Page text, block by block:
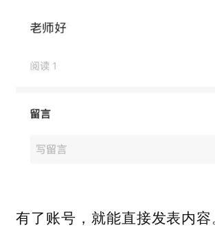
有了账号，就能直接发表内容